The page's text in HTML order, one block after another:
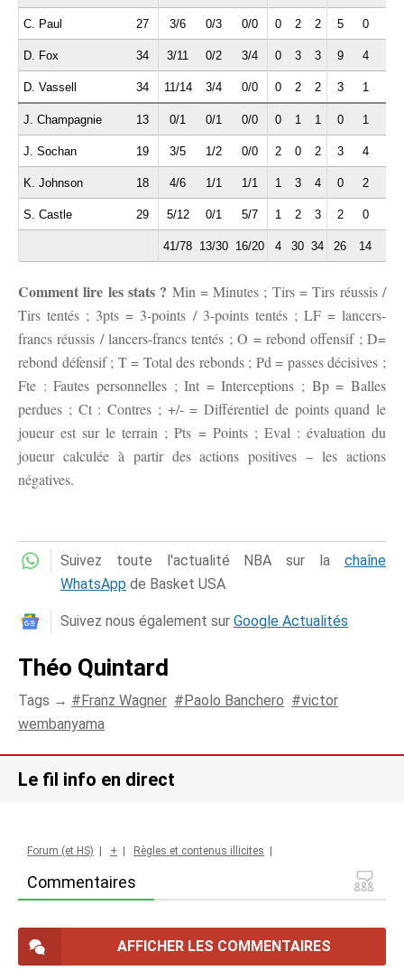
C. Paul 27 3/6 0/3 0/0 0 2 2 5 0
D. Fox 34 3/11 0/2 3/4 0 3 3 9 4
D. Vassell 34 11/14 3/4 0/0 0 2 2 3 1
J. Champagnie 13 0/1 0/1 0/0 0 1 1 0 1
J. Sochan 19 3/5 1/2 0/0 2 0 2 3 4
K. Johnson 18 4/6 1/1 1/1 1 3 4 0 2
S. Castle 29 5/12 0/1 5/7 1 2 3 2 0
41/78 13/30 16/20 4 30 34 26 14
Comment lire les stats ? Min = Minutes ; Tirs = Tirs réussis /
Tirs tentés ; 3pts = 3-points / 3-points tentés ; LF = lancers-
francs réussis / lancers-francs tentés ; O = rebond offensif ; D=
rebond défensif ; T = Total des rebonds ; Pd = passes décisives ;
Fte : Fautes personnelles ; Int = Interceptions ; Bp = Balles
perdues ; Ct : Contres ; +/- = Différentiel de points quand le
joueur est sur le terrain ; Pts = Points ; Eval : évaluation du
joueur calculée à partir des actions positives – les actions
négatives.
Suivez toute l'actualité NBA sur la chaîne
WhatsApp de Basket USA
Suivez nous également sur Google Actualités
Théo Quintard
Tags → Franz Wagner Paolo Banchero
victor
wembanyama
Le fil info en direct
Commentaires
Forum (et HS) + Règles et contenus illicites
AFFICHER LES COMMENTAIRES